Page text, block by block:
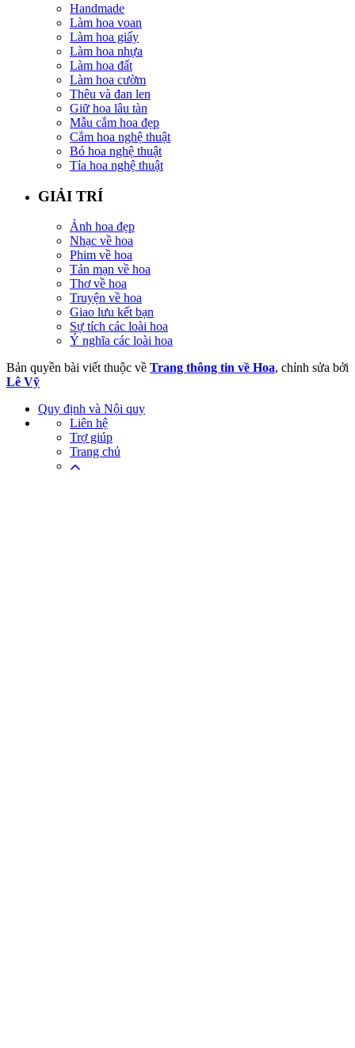
Handmade
Làm hoa voan
Làm hoa giấy
Làm hoa nhựa
Làm hoa đất
Làm hoa cườm
Thêu và đan len
Giữ hoa lâu tàn
Mẫu cắm hoa đẹp
Cắm hoa nghệ thuật
Bó hoa nghệ thuật
Tỉa hoa nghệ thuật
GIẢI TRÍ
Ảnh hoa đẹp
Nhạc về hoa
Phim về hoa
Tản mạn về hoa
Thơ về hoa
Truyện về hoa
Giao lưu kết bạn
Sự tích các loài hoa
Ý nghĩa các loài hoa
Bản quyền bài viết thuộc về Trang thông tin về Hoa, chỉnh sửa bởi
Lê Vỹ
Quy định và Nội quy
Liên hệ
Trợ giúp
Trang chủ